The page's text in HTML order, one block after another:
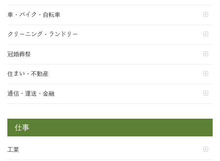
車・バイク・自転車
クリーニング・ランドリー
冠婚葬祭
住まい・不動産
通信・運送・金融
仕事
工業